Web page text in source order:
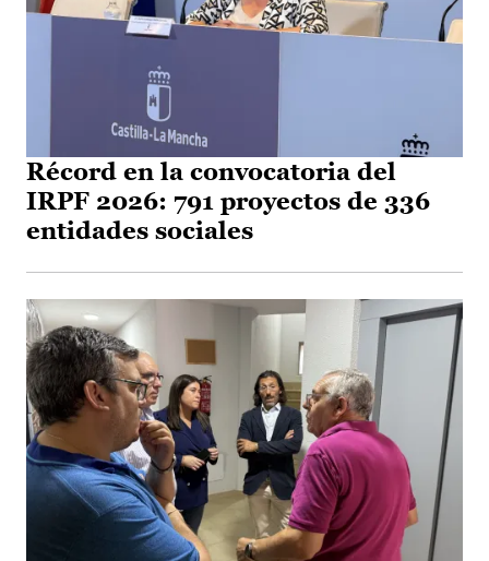
Récord en la convocatoria del
IRPF 2026: 791 proyectos de 336
entidades sociales